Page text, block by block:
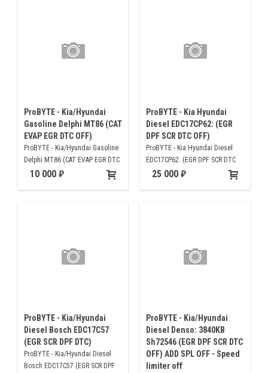
ProBYTE - Kia/Hyundai
Gasoline Delphi MT86 (CAT
EVAP EGR DTC OFF)
ProBYTE - Kia/Hyundai Gasoline
Delphi MT86 (CAT EVAP EGR DTC
OFF)
10 000
ProBYTE - Kia Hyundai
Diesel EDC17CP62: (EGR
DPF SCR DTC OFF)
ProBYTE - Kia Hyundai Diesel
EDC17CP62: (EGR DPF SCR DTC
OFF)
25 000
ProBYTE - Kia/Hyundai
Diesel Bosch EDC17C57
(EGR SCR DPF DTC)
ProBYTE - Kia/Hyundai Diesel
Bosch EDC17C57 (EGR SCR DPF
ProBYTE - Kia/Hyundai
Diesel Denso: 3840KB
Sh72546 (EGR DPF SCR DTC
OFF) ADD SPL OFF - Speed
limiter off